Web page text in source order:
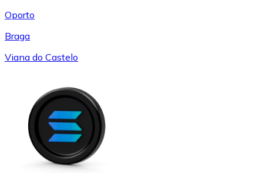
Oporto
Braga
Viana do Castelo